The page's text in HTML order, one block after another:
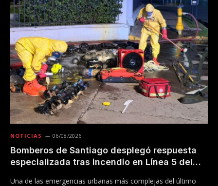
NOTICIAS 06/08/2026
Bomberos de Santiago desplegó respuesta
especializada tras incendio en Línea 5 del
Una de las emergencias urbanas más complejas del último